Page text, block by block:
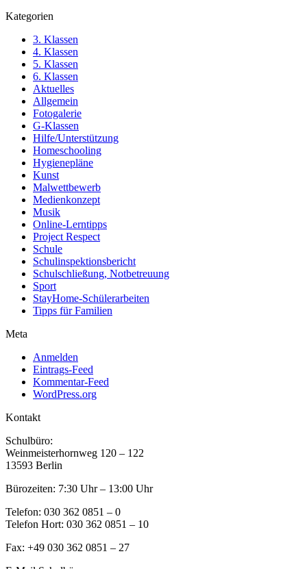
Kategorien
3. Klassen
4. Klassen
5. Klassen
6. Klassen
Aktuelles
Allgemein
Fotogalerie
G-Klassen
Hilfe/Unterstützung
Homeschooling
Hygienepläne
Kunst
Malwettbewerb
Medienkonzept
Musik
Online-Lerntipps
Project Respect
Schule
Schulinspektionsbericht
Schulschließung, Notbetreuung
Sport
StayHome-Schülerarbeiten
Tipps für Familien
Meta
Anmelden
Eintrags-Feed
Kommentar-Feed
WordPress.org
Kontakt
Schulbüro:
Weinmeisterhornweg 120 – 122
13593 Berlin
Bürozeiten: 7:30 Uhr – 13:00 Uhr
Telefon: 030 362 0851 – 0
Telefon Hort: 030 362 0851 – 10
Fax: +49 030 362 0851 – 27